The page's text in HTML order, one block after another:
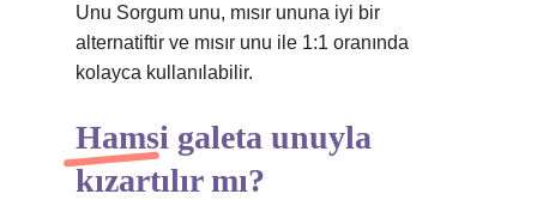
Unu Sorgum unu, mısır ununa iyi bir
alternatiftir ve mısır unu ile 1:1 oranında
kolayca kullanılabilir.
Hamsi galeta unuyla
kızartılır mı?